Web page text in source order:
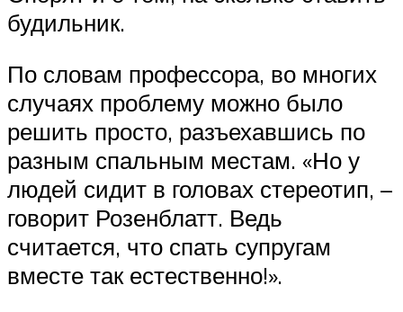
будильник.
По словам профессора, во многих
случаях проблему можно было
решить просто, разъехавшись по
разным спальным местам. «Но у
людей сидит в головах стереотип, –
говорит Розенблатт. Ведь
считается, что спать супругам
вместе так естественно!».